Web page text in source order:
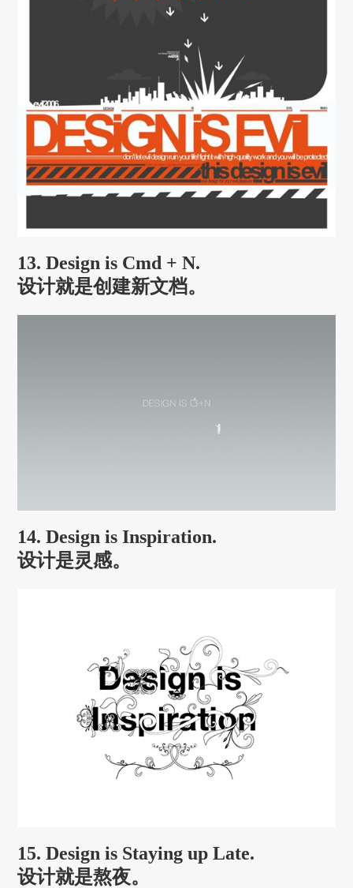
13. Design is Cmd + N.
设计就是创建新文档。
14. Design is Inspiration.
设计是灵感。
15. Design is Staying up Late.
设计就是熬夜。